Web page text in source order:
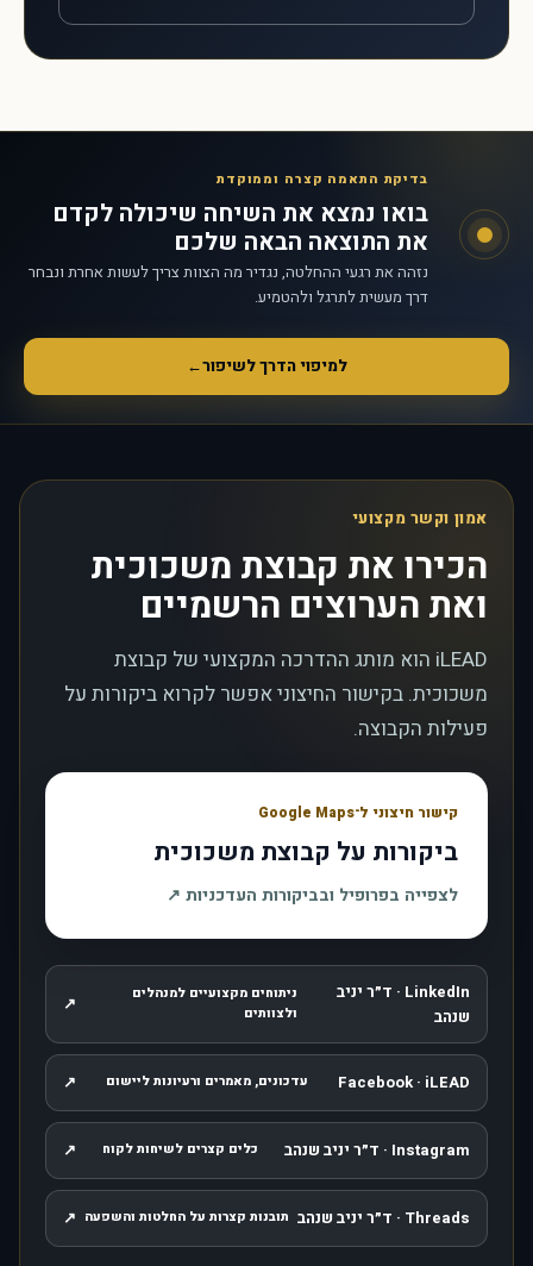
בדיקת התאמה קצרה וממוקדת
בואו נמצא את השיחה שיכולה לקדם
את התוצאה הבאה שלכם
נזהה את רגעי ההחלטה, נגדיר מה הצוות צריך לעשות אחרת ונבחר
דרך מעשית לתרגל ולהטמיע.
למיפוי הדרך לשיפור←
אמון וקשר מקצועי
הכירו את קבוצת משכוכית
ואת הערוצים הרשמיים
iLEAD הוא מותג ההדרכה המקצועי של קבוצת
משכוכית. בקישור החיצוני אפשר לקרוא ביקורות על
פעילות הקבוצה.
קישור חיצוני ל־Google Maps
ביקורות על קבוצת משכוכית
לצפייה בפרופיל ובביקורות העדכניות ↗
LinkedIn · ד״ר יניב
שנהב
ניתוחים מקצועיים למנהלים
ולצוותים
↗ , נפתח בחלון חדש
Facebook · iLEAD עדכונים, מאמרים ורעיונות ליישום ↗ , נפתח בחלון חדש
Instagram · ד״ר יניב שנהב כלים קצרים לשיחות לקוח ↗ , נפתח בחלון חדש
Threads · ד״ר יניב שנהב תובנות קצרות על החלטות והשפעה ↗ , נפתח בחלון חדש